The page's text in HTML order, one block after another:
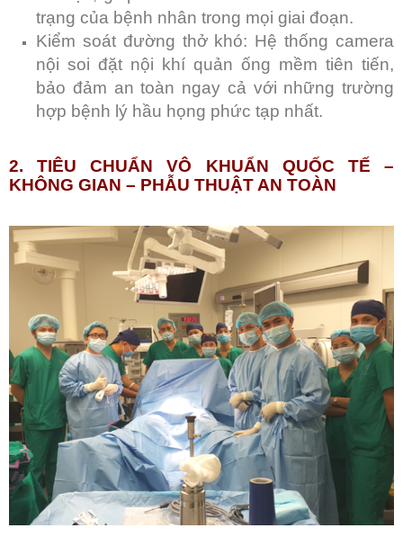
trạng của bệnh nhân trong mọi giai đoạn.
Kiểm soát đường thở khó: Hệ thống camera
nội soi đặt nội khí quản ống mềm tiên tiến,
bảo đảm an toàn ngay cả với những trường
hợp bệnh lý hầu họng phức tạp nhất.
2. TIÊU CHUẨN VÔ KHUẨN QUỐC TẾ –
KHÔNG GIAN – PHẪU THUẬT AN TOÀN